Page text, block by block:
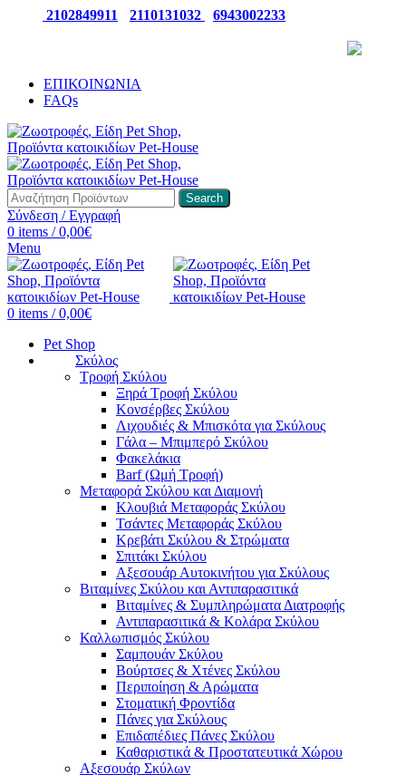
2102849911 2110131032 6943002233
ΕΠΙΚΟΙΝΩΝΙΑ
FAQs
Search
Σύνδεση / Εγγραφή
0 items / 0,00€
Menu
0 items / 0,00€
Pet Shop
Σκύλος
Τροφή Σκύλου
Ξηρά Τροφή Σκύλου
Κονσέρβες Σκύλου
Λιχουδιές & Μπισκότα για Σκύλους
Γάλα – Μπιμπερό Σκύλου
Φακελάκια
Barf (Ωμή Τροφή)
Μεταφορά Σκύλου και Διαμονή
Κλουβιά Μεταφοράς Σκύλου
Τσάντες Μεταφοράς Σκύλου
Κρεβάτι Σκύλου & Στρώματα
Σπιτάκι Σκύλου
Αξεσουάρ Αυτοκινήτου για Σκύλους
Βιταμίνες Σκύλου και Αντιπαρασιτικά
Βιταμίνες & Συμπληρώματα Διατροφής
Αντιπαρασιτικά & Κολάρα Σκύλου
Καλλωπισμός Σκύλου
Σαμπουάν Σκύλου
Βούρτσες & Χτένες Σκύλου
Περιποίηση & Αρώματα
Στοματική Φροντίδα
Πάνες για Σκύλους
Επιδαπέδιες Πάνες Σκύλου
Καθαριστικά & Προστατευτικά Χώρου
Αξεσουάρ Σκύλων